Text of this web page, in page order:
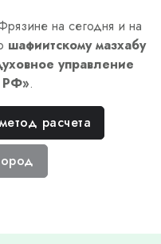
на сегодня и на
шафиитскомумазхабу
управление
РФ».
расчета